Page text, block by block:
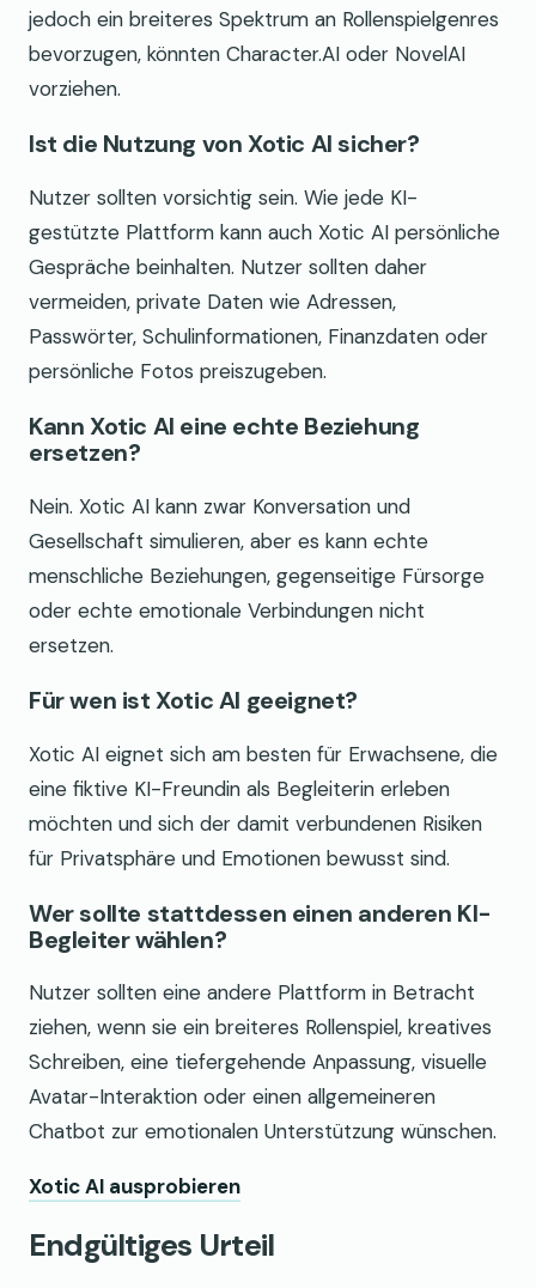
jedoch ein breiteres Spektrum an Rollenspielgenres
bevorzugen, könnten Character.AI oder NovelAI
vorziehen.
Ist die Nutzung von Xotic AI sicher?
Nutzer sollten vorsichtig sein. Wie jede KI-
gestützte Plattform kann auch Xotic AI persönliche
Gespräche beinhalten. Nutzer sollten daher
vermeiden, private Daten wie Adressen,
Passwörter, Schulinformationen, Finanzdaten oder
persönliche Fotos preiszugeben.
Kann Xotic AI eine echte Beziehung
ersetzen?
Nein. Xotic AI kann zwar Konversation und
Gesellschaft simulieren, aber es kann echte
menschliche Beziehungen, gegenseitige Fürsorge
oder echte emotionale Verbindungen nicht
ersetzen.
Für wen ist Xotic AI geeignet?
Xotic AI eignet sich am besten für Erwachsene, die
eine fiktive KI-Freundin als Begleiterin erleben
möchten und sich der damit verbundenen Risiken
für Privatsphäre und Emotionen bewusst sind.
Wer sollte stattdessen einen anderen KI-
Begleiter wählen?
Nutzer sollten eine andere Plattform in Betracht
ziehen, wenn sie ein breiteres Rollenspiel, kreatives
Schreiben, eine tiefergehende Anpassung, visuelle
Avatar-Interaktion oder einen allgemeineren
Chatbot zur emotionalen Unterstützung wünschen.
Xotic AI ausprobieren
Endgültiges Urteil